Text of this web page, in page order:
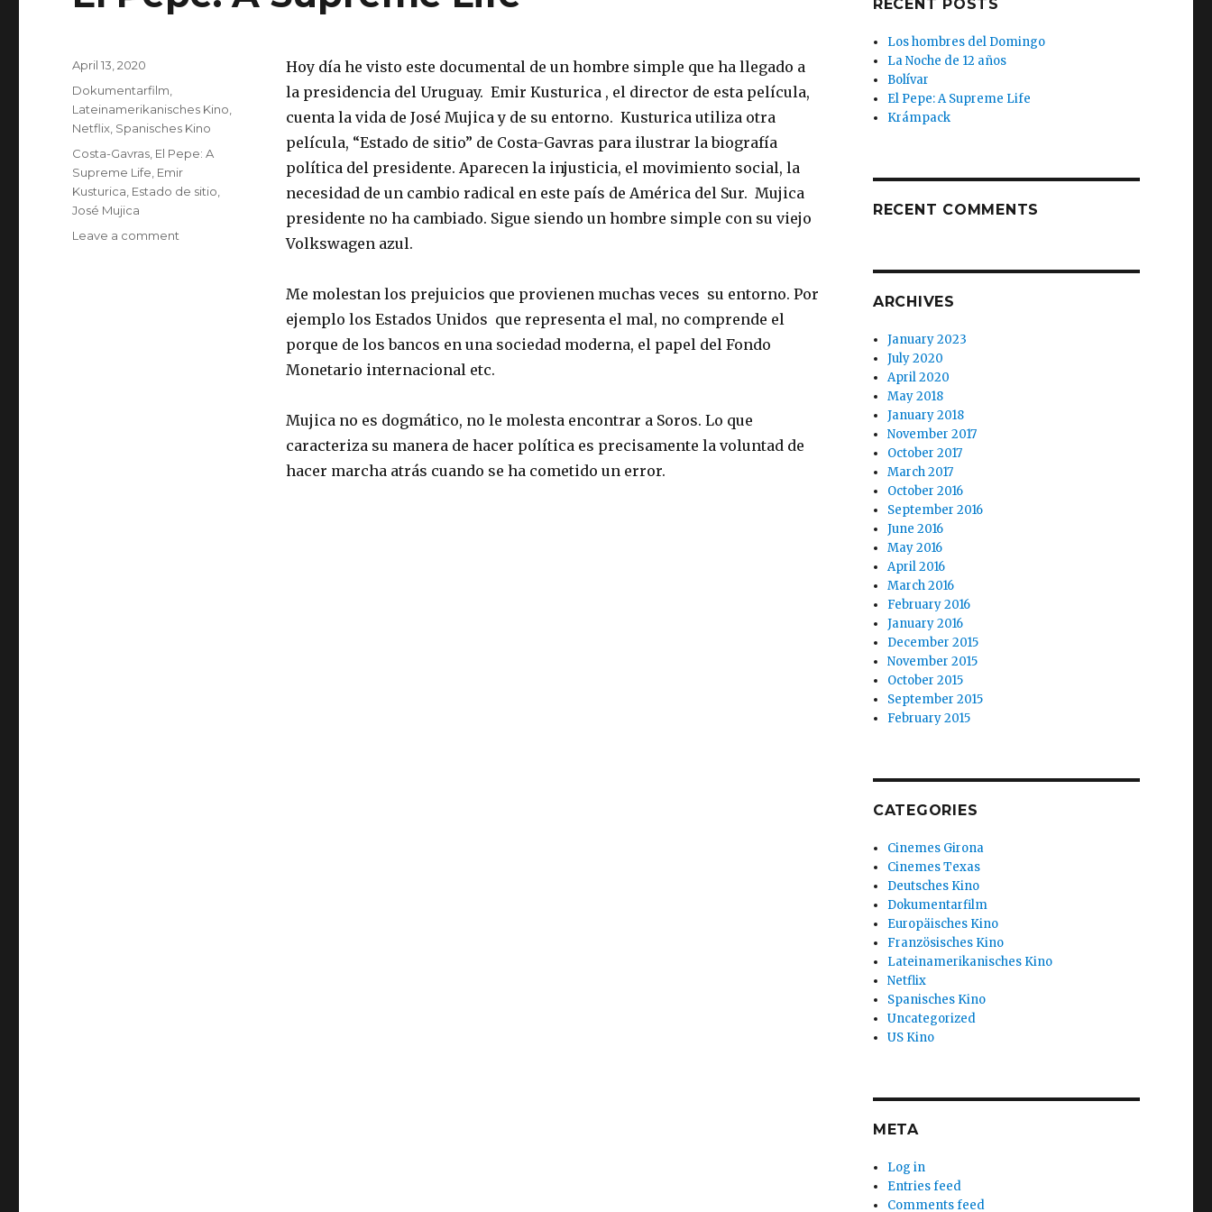
Hoy día he visto este documental de un hombre simple que ha llegado a
la presidencia del Uruguay. Emir Kusturica , el director de esta película,
cuenta la vida de José Mujica y de su entorno. Kusturica utiliza otra
película, “Estado de sitio” de Costa-Gavras para ilustrar la biografía
política del presidente. Aparecen la injusticia, el movimiento social, la
necesidad de un cambio radical en este país de América del Sur. Mujica
presidente no ha cambiado. Sigue siendo un hombre simple con su viejo
Volkswagen azul.
Me molestan los prejuicios que provienen muchas veces su entorno. Por
ejemplo los Estados Unidos que representa el mal, no comprende el
porque de los bancos en una sociedad moderna, el papel del Fondo
Monetario internacional etc.
Mujica no es dogmático, no le molesta encontrar a Soros. Lo que
caracteriza su manera de hacer política es precisamente la voluntad de
hacer marcha atrás cuando se ha cometido un error.
Posted
April 13, 2020
Categories
Dokumentarfilm
Lateinamerikanisches Kino
Netflix Spanisches Kino
Tags
Costa-Gavras El Pepe: A
Supreme Life Emir
Kusturica Estado de sitio
José Mujica
Leave a comment
RECENT POSTS
Los hombres del Domingo
La Noche de 12 años
Bolívar
El Pepe: A Supreme Life
Krámpack
RECENT COMMENTS
ARCHIVES
January 2023
July 2020
April 2020
May 2018
January 2018
November 2017
October 2017
March 2017
October 2016
September 2016
June 2016
May 2016
April 2016
March 2016
February 2016
January 2016
December 2015
November 2015
October 2015
September 2015
February 2015
CATEGORIES
Cinemes Girona
Cinemes Texas
Deutsches Kino
Dokumentarfilm
Europäisches Kino
Französisches Kino
Lateinamerikanisches Kino
Netflix
Spanisches Kino
Uncategorized
US Kino
META
Log in
Entries feed
Comments feed